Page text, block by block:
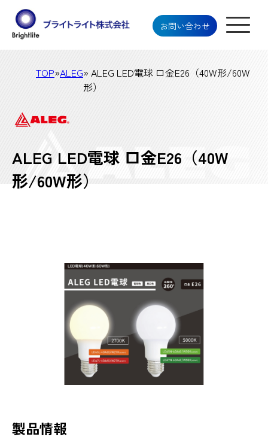
お問い合わせ
TOP»ALEG» ALEG LED電球 口金E26（40W形/60W
形）
ALEG LED電球 口金E26（40W
形/60W形）
製品情報